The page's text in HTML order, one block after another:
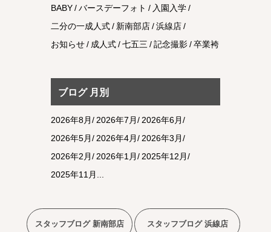
BABY バースデーフォト
入園入学
二分の一成人式
新南部店
浜線店
お知らせ
成人式 七五三 記念撮影 卒業袴
ブログ 月別
2026年8月 2026年7月
2026年6月
2026年5月
2026年4月
2026年3月
2026年2月
2026年1月
2025年12月
2025年11月
スタッフブログ 新南部店 スタッフブログ 浜線店